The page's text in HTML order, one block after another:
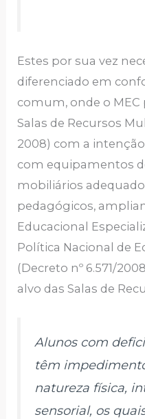
Estes por sua vez
diferenciado em
comum, onde o MEC
Salas de Recursos
2008) com a
com equipamentos
mobiliários
pedagógicos,
Educacional
Política Nacional de
(Decreto nº 6.571/
alvo das Salas de
Alunos com
têm
natureza física,
sensorial, os